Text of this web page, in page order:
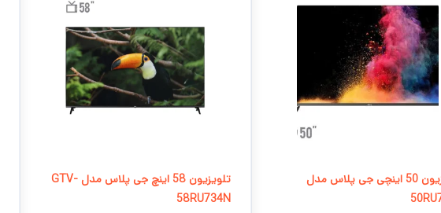
تلویزیون 50 اینچی جی پلاس مدل
تلویزیون 58 اینچ جی پلاس مدل GTV-
58RU734N